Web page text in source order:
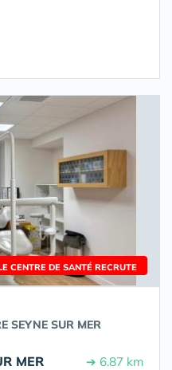
CENTRE DE SANTÉ RECRUTE
SEYNE SUR MER
MER ➔ 6.87 km